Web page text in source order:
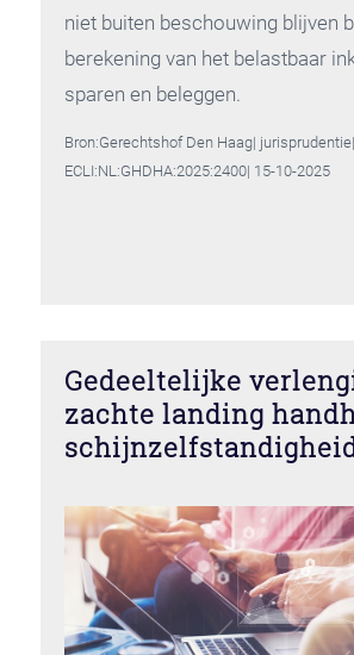
niet buiten beschouwing blijven
berekening van het belastbaar
sparen en beleggen.
Bron:Gerechtshof Den Haag| jurisprudentie|
ECLI:NL:GHDHA:2025:2400| 15-10-2025
Gedeeltelijke
zachte landing